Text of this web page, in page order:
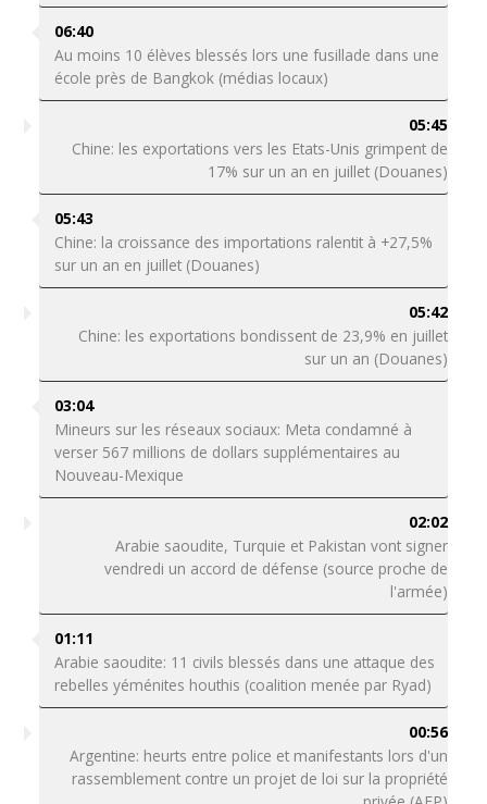
06:40
Au moins 10 élèves blessés lors une fusillade dans une
école près de Bangkok (médias locaux)
05:45
Chine: les exportations vers les Etats-Unis grimpent de
17% sur un an en juillet (Douanes)
05:43
Chine: la croissance des importations ralentit à +27,5%
sur un an en juillet (Douanes)
05:42
Chine: les exportations bondissent de 23,9% en juillet
sur un an (Douanes)
03:04
Mineurs sur les réseaux sociaux: Meta condamné à
verser 567 millions de dollars supplémentaires au
Nouveau-Mexique
02:02
Arabie saoudite, Turquie et Pakistan vont signer
vendredi un accord de défense (source proche de
l'armée)
01:11
Arabie saoudite: 11 civils blessés dans une attaque des
rebelles yéménites houthis (coalition menée par Ryad)
00:56
Argentine: heurts entre police et manifestants lors d'un
rassemblement contre un projet de loi sur la propriété